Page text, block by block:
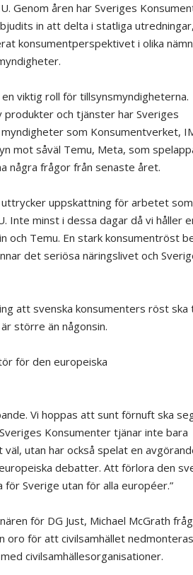
Genom åren har Sveriges
in att delta i statliga utredningar,
konsumentperspektivet i olika
viktig roll för tillsynsmyndigheterna.
produkter och tjänster har Sveriges
som Konsumentverket,
mot såväl Temu, Meta, som
några frågor från senaste året.
uppskattning för arbetet som
Inte minst i dessa dagar då vi håller
och Temu. En stark konsumentröst
det seriösa näringslivet och
att svenska konsumenters röst ska
större än någonsin.
för den europeiska
Vi hoppas att sunt förnuft ska
Konsumenter tjänar inte bara
utan har också spelat en
debatter. Att förlora den
Sverige utan för alla européer.”
för DG Just, Michael McGrath
oro för att civilsamhället
civilsamhällesorganisationer.